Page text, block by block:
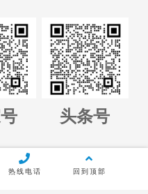
头条号
有限公司 版权所有 |粤ICP备
热线电话 回到顶部